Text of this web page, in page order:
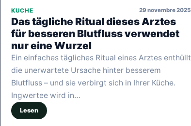
KUCHE 29 novembre 2025
Das tägliche Ritual dieses Arztes
für besseren Blutfluss verwendet
nur eine Wurzel
Ein einfaches tägliches Ritual eines Arztes enthüllt
die unerwartete Ursache hinter besserem
Blutfluss – und sie verbirgt sich in Ihrer Küche.
Ingwertee wird in…
Lesen